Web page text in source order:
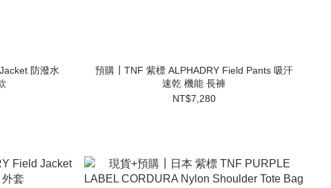
防潑水
預購┃TNF 紫標 ALPHADRY Field Pants 吸汗
速乾 機能 長褲
NT$7,280